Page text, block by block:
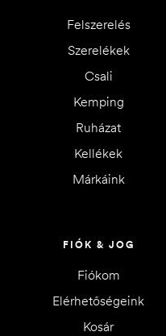
Felszerelés
Szerelékek
Csali
Kemping
Ruházat
Kellékek
Márkáink
FIÓK & JOG
Fiókom
Elérhetőségeink
Kosár